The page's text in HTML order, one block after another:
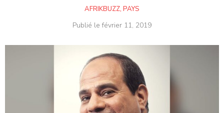
AFRIKBUZZ, PAYS
Publié lefévrier 11, 2019